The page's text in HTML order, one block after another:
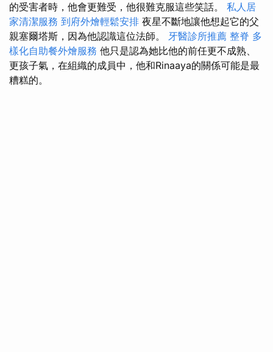
的受害者時，他會更難受，他很難克服這些笑話。 私人居
家清潔服務 到府外燴輕鬆安排 夜星不斷地讓他想起它的父
親塞爾塔斯，因為他認識這位法師。 牙醫診所推薦 整脊 多
樣化自助餐外燴服務 他只是認為她比他的前任更不成熟、
更孩子氣，在組織的成員中，他和Rinaaya的關係可能​​是最
糟糕的。